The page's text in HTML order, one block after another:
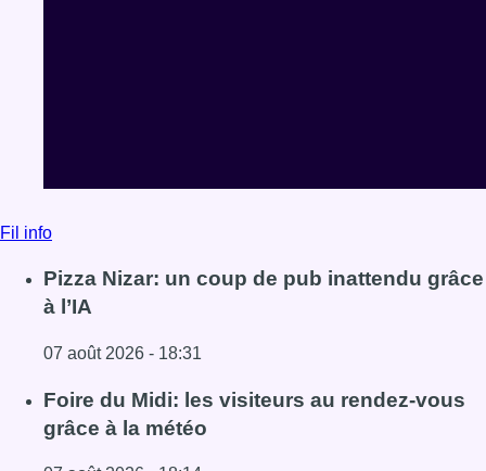
Fil info
Pizza Nizar: un coup de pub inattendu grâce
à l’IA
07 août 2026 - 18:31
Lire l'article Pizza Nizar: un coup de pub inattendu grâce
Foire du Midi: les visiteurs au rendez-vous
grâce à la météo